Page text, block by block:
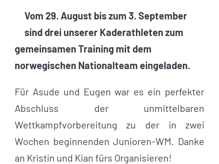
Vom 29. August bis zum 3. September
sind drei unserer Kaderathleten zum
gemeinsamen Training mit dem
norwegischen Nationalteam eingeladen.
Für Asude und Eugen war es ein perfekter
Abschluss der unmittelbaren
Wettkampfvorbereitung zu der in zwei
Wochen beginnenden Junioren-WM. Danke
an Kristin und Kian fürs Organisieren!